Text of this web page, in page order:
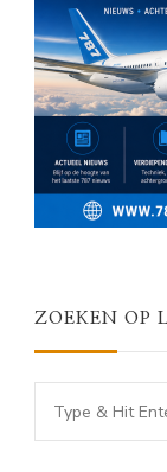
ZOEKEN OP
Looking
for